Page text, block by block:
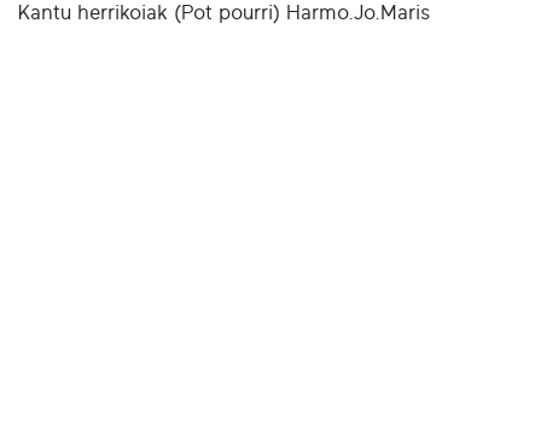
Kantu herrikoiak (Pot pourri) Harmo.Jo.Maris